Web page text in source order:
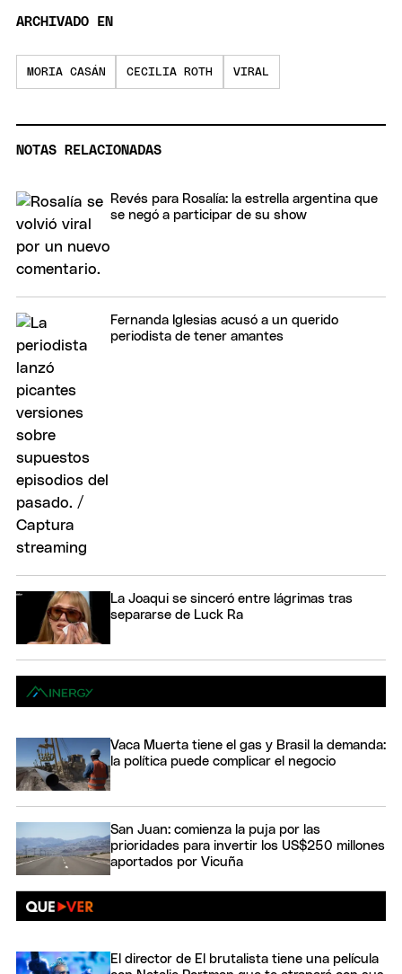
ARCHIVADO EN
MORIA CASÁN CECILIA ROTH VIRAL
NOTAS RELACIONADAS
Revés para Rosalía: la estrella argentina que
se negó a participar de su show
Fernanda Iglesias acusó a un querido
periodista de tener amantes
La Joaqui se sinceró entre lágrimas tras
separarse de Luck Ra
Vaca Muerta tiene el gas y Brasil la demanda:
la política puede complicar el negocio
San Juan: comienza la puja por las
prioridades para invertir los US$250 millones
aportados por Vicuña
El director de El brutalista tiene una película